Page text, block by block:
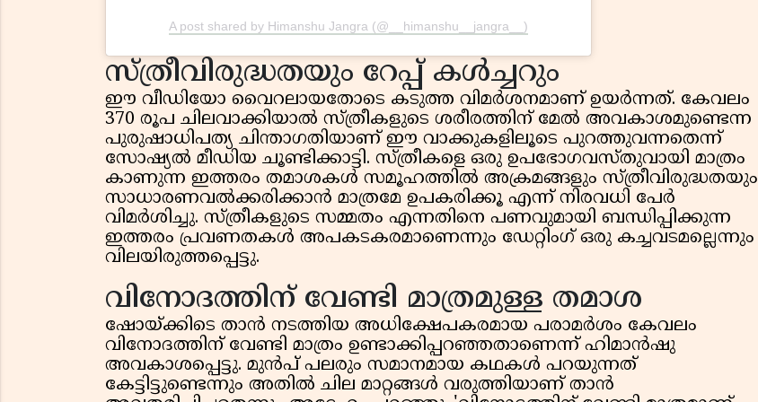
A post shared by Himanshu Jangra (@__himanshu__jangra__)
സ്ത്രീവിരുദ്ധതയും റേപ്പ് കൾച്ചറും
ഈ വീഡിയോ വൈറലായതോടെ കടുത്ത വിമർശനമാണ് ഉയർന്നത്. കേവലം
370 രൂപ ചിലവാക്കിയാൽ സ്ത്രീകളുടെ ശരീരത്തിന് മേൽ അവകാശമുണ്ടെന്ന
പുരുഷാധിപത്യ ചിന്താഗതിയാണ് ഈ വാക്കുകളിലൂടെ പുറത്തുവന്നതെന്ന്
സോഷ്യൽ മീഡിയ ചൂണ്ടിക്കാട്ടി. സ്ത്രീകളെ ഒരു ഉപഭോഗവസ്തുവായി മാത്രം
കാണുന്ന ഇത്തരം തമാശകൾ സമൂഹത്തിൽ അക്രമങ്ങളും സ്ത്രീവിരുദ്ധതയും
സാധാരണവൽക്കരിക്കാൻ മാത്രമേ ഉപകരിക്കൂ എന്ന് നിരവധി പേർ
വിമർശിച്ചു. സ്ത്രീകളുടെ സമ്മതം എന്നതിനെ പണവുമായി ബന്ധിപ്പിക്കുന്ന
ഇത്തരം പ്രവണതകൾ അപകടകരമാണെന്നും ഡേറ്റിംഗ് ഒരു കച്ചവടമല്ലെന്നും
വിലയിരുത്തപ്പെട്ടു.
വിനോദത്തിന് വേണ്ടി മാത്രമുള്ള തമാശ
ഷോയ്ക്കിടെ താൻ നടത്തിയ അധിക്ഷേപകരമായ പരാമർശം കേവലം
വിനോദത്തിന് വേണ്ടി മാത്രം ഉണ്ടാക്കിപ്പറഞ്ഞതാണെന്ന് ഹിമാൻഷു
അവകാശപ്പെട്ടു. മുൻപ് പലരും സമാനമായ കഥകൾ പറയുന്നത്
കേട്ടിട്ടുണ്ടെന്നും അതിൽ ചില മാറ്റങ്ങൾ വരുത്തിയാണ് താൻ